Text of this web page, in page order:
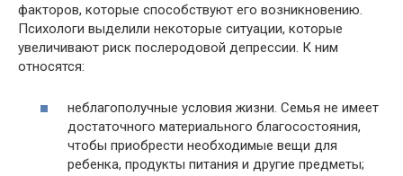
факторов, которые способствуют его возникновению.
Психологи выделили некоторые ситуации, которые
увеличивают риск послеродовой депрессии. К ним
относятся:
неблагополучные условия жизни. Семья не имеет
достаточного материального благосостояния,
чтобы приобрести необходимые вещи для
ребенка, продукты питания и другие предметы;